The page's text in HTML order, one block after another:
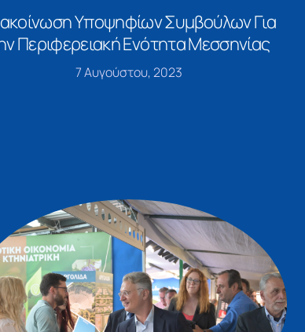
Υποψηφίων Συμβούλων Για
Περιφερειακή Ενότητα Μεσσηνίας
7 Αυγούστου, 2023